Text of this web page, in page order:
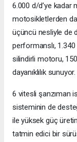
6.000 d/d’ye kadar
motosikletlerden
üçüncü nesliyle de
performanslı, 1.340
silindirli motoru,
dayanıklılık sunuyor.
6 vitesli şanzıman
sisteminin de
ile yüksek güç
tatmin edici bir